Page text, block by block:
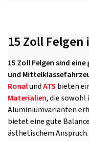
15 Zoll
15 Zoll Felgen sind
und
RonalundATS bieten
Materialien, die sowohl
Aluminiumvarianten
bietet eine gute
ästhetischem Anspruch.